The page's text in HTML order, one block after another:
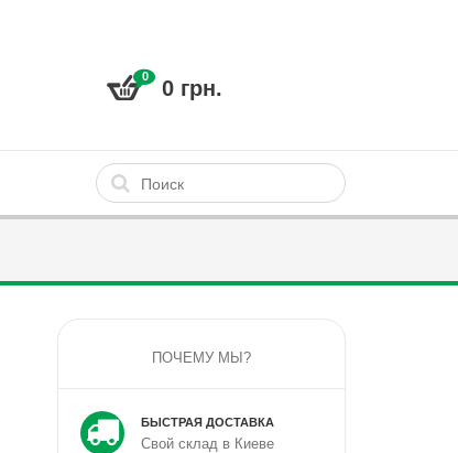
0 0 грн.
ПОЧЕМУ МЫ?
БЫСТРАЯ ДОСТАВКА
Свой склад в Киеве